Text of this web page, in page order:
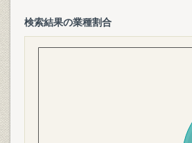
検索結果の業種割合